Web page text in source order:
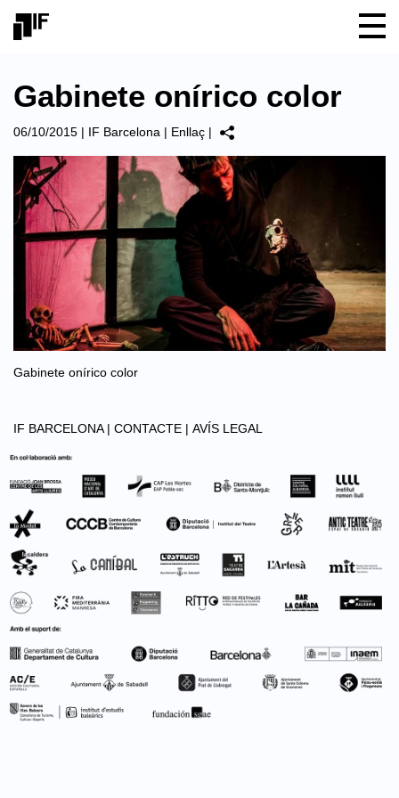
Gabinete onírico color
06/10/2015 | IF Barcelona | Enllaç |
Gabinete onírico color
IF BARCELONA | CONTACTE | AVÍS LEGAL